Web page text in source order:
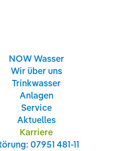
NOW Wasser
Wir über uns
Trinkwasser
Anlagen
Service
Aktuelles
Karriere
07951 481-11